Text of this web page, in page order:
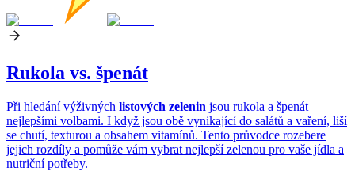
Rukola vs. špenát
Při hledání výživných listových zelenin jsou rukola a špenát
nejlepšími volbami. I když jsou obě vynikající do salátů a vaření, liší
se chutí, texturou a obsahem vitamínů. Tento průvodce rozebere
jejich rozdíly a pomůže vám vybrat nejlepší zelenou pro vaše jídla a
nutriční potřeby.